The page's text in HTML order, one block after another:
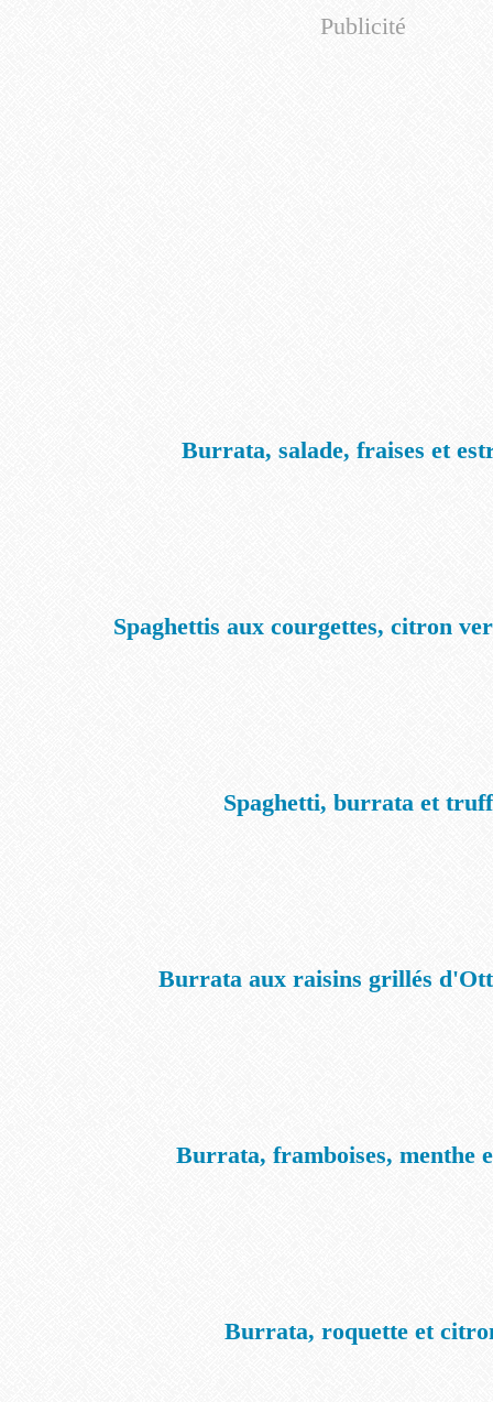
Publicité
Burrata, salade, fraises et
Spaghettis aux courgettes, citron
Spaghetti, burrata et
Burrata aux raisins grillés
Burrata, framboises, menthe
Burrata, roquette et